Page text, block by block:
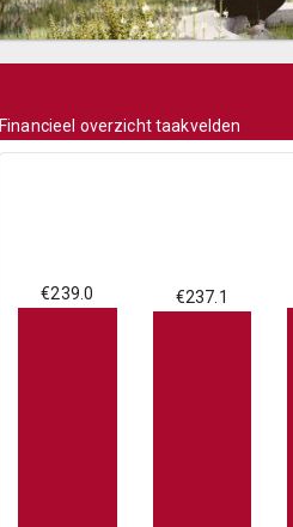
Financieel overzicht taakvelden
€239.0 €237.1